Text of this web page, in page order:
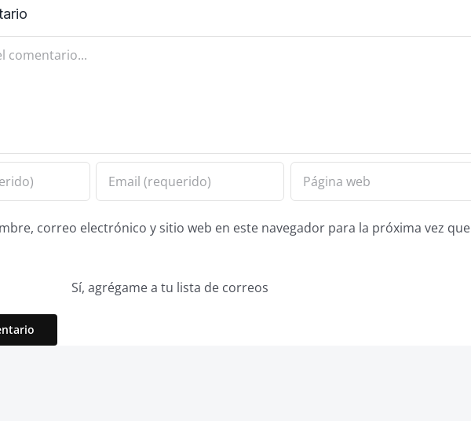
correo electrónico y sitio web en este navegador para la próxima vez que
Sí, agrégame a tu lista de correos